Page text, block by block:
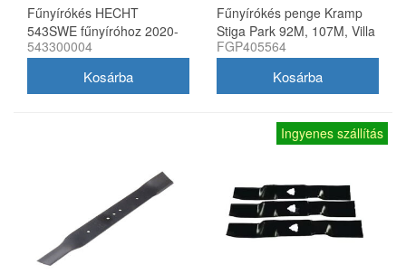
Fűnyírókés HECHT
543SWE fűnyíróhoz 2020-
21
543300004
Fűnyírókés penge Kramp
Stiga Park 92M, 107M, Villa
92M, 107M 170 mm
FGP405564
Ingyenes szállítás